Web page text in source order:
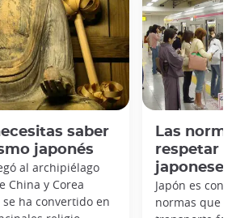
saber
japonés
al archipiélago
China y Corea
ha convertido en
Las
respetar
japoneses
Japón es
normas que